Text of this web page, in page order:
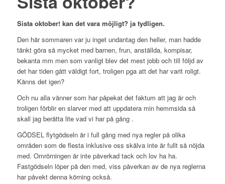
Sista oktober! kan det vara möjligt? ja tydligen.
Den här sommaren var ju inget undantag den heller, man hadde
tänkt göra så mycket med barnen, frun, anställda, kompisar,
bekanta mm men som vanligt blev det mest jobb och till följd av
det har tiden gått väldigt fort, troligen pga att det har varit roligt.
Känns det igen?
Och nu alla vänner som har påpekat det faktum att jag är och
troligen förblir en slarver med att uppdatera min hemmsida så
skall jag berätta lite vad vi har på gång .
GÖDSEL flytgödseln är i full gång med nya regler på olika
områden som de flesta inklusive oss skälva inte är fullt så nöjda
med. Omrörningen är inte påverkad tack och lov ha ha.
Fastgödseln löper på den med, viss påverkan av de nya reglerna
har påvekt denna körning också.